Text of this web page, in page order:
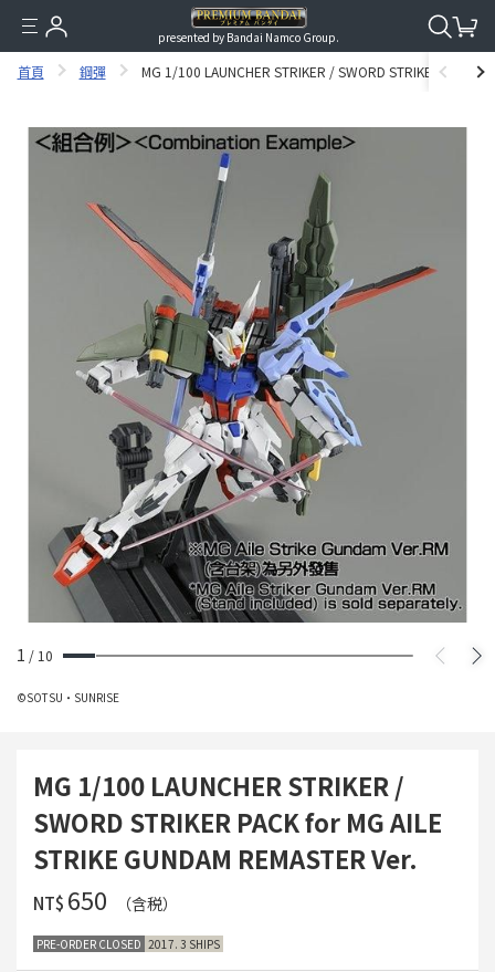
presented by Bandai Namco Group.
首頁 鋼彈 MG 1/100 LAUNCHER STRIKER / SWORD STRIKER PACK
1 / 10
©SOTSU・SUNRISE
MG 1/100 LAUNCHER STRIKER /
SWORD STRIKER PACK for MG AILE
STRIKE GUNDAM REMASTER Ver.
NT$ ‌650 （含税）
PRE-ORDER CLOSED 2017. 3 SHIPS